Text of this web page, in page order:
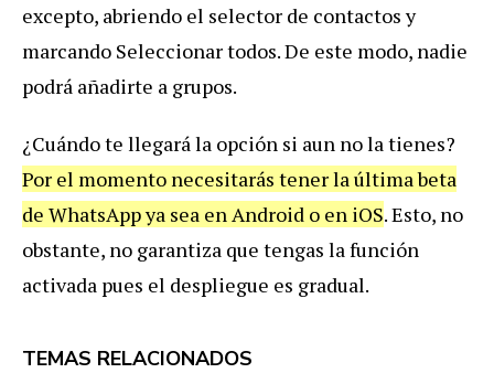
excepto, abriendo el selector de contactos y
marcando Seleccionar todos. De este modo, nadie
podrá añadirte a grupos.
¿Cuándo te llegará la opción si aun no la tienes?
Por el momento necesitarás tener la última beta
de WhatsApp ya sea en Android o en iOS. Esto, no
obstante, no garantiza que tengas la función
activada pues el despliegue es gradual.
TEMAS RELACIONADOS